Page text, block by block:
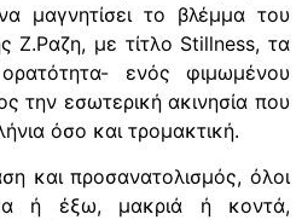
μαγνητίσει το βλέμμα του
Ζ.Ραζη, με τίτλο Stillness, τα
ενός φιμωμένου
την εσωτερική ακινησία που
όσο και τρομακτική.
και προσανατολισμός, όλοι
ή έξω, μακριά ή κοντά,